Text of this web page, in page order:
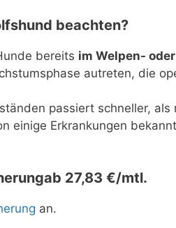
beachten?
bereits im Welpen-
autreten, die
passiert schneller, als
einige Erkrankungen
27,83 €/mtl.
an.